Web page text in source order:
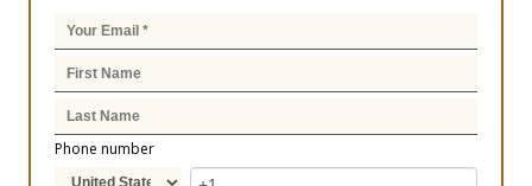
Phone number